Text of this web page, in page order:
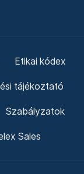
Etikai kódex
tájékoztató
Szabályzatok
Sales